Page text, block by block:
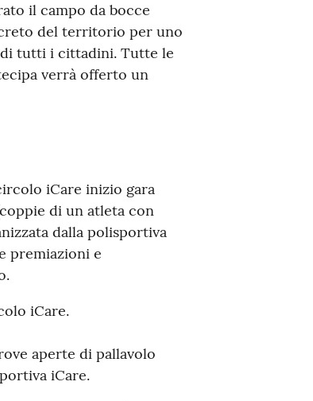
il campo da bocce
del territorio per uno
tutti i cittadini. Tutte le
verrà offerto un
iCare inizio gara
di un atleta con
dalla polisportiva
premiazioni e
iCare.
aperte di pallavolo
iCare.